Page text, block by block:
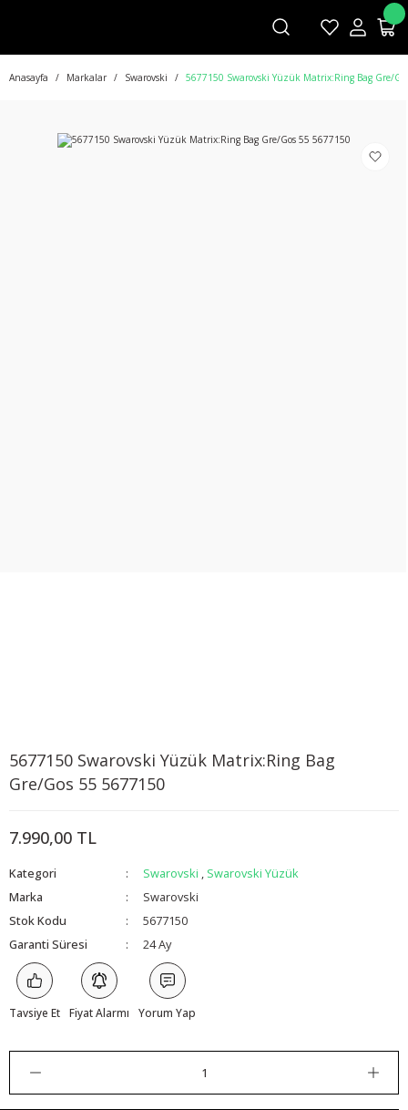
Anasayfa Markalar Swarovski 5677150 Swarovski Yüzük Matrix:Ring Bag Gre/
5677150 Swarovski Yüzük Matrix:Ring Bag
Gre/Gos 55 5677150
7.990,00 TL
Kategori Swarovski , Swarovski Yüzük
Marka
Swarovski
Stok Kodu
5677150
Garanti Süresi
24 Ay
Tavsiye Et Fiyat Alarmı Yorum Yap